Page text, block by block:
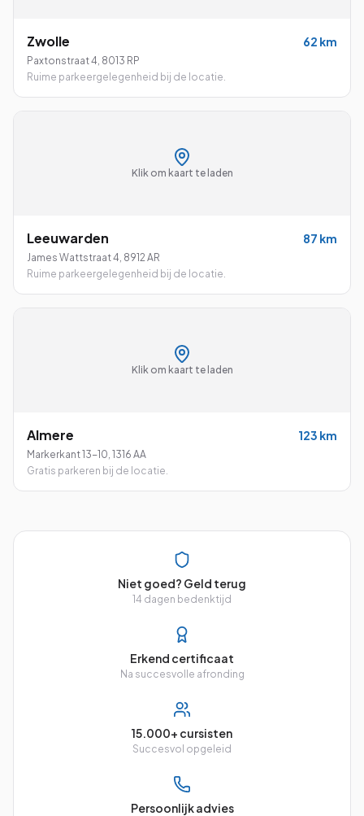
Zwolle 62 km
Paxtonstraat 4, 8013 RP
Ruime parkeergelegenheid bij de locatie.
Klik om kaart te laden
Leeuwarden 87 km
James Wattstraat 4, 8912 AR
Ruime parkeergelegenheid bij de locatie.
Klik om kaart te laden
Almere 123 km
Markerkant 13-10, 1316 AA
Gratis parkeren bij de locatie.
Niet goed? Geld terug
14 dagen bedenktijd
Erkend certificaat
Na succesvolle afronding
15.000+ cursisten
Succesvol opgeleid
Persoonlijk advies